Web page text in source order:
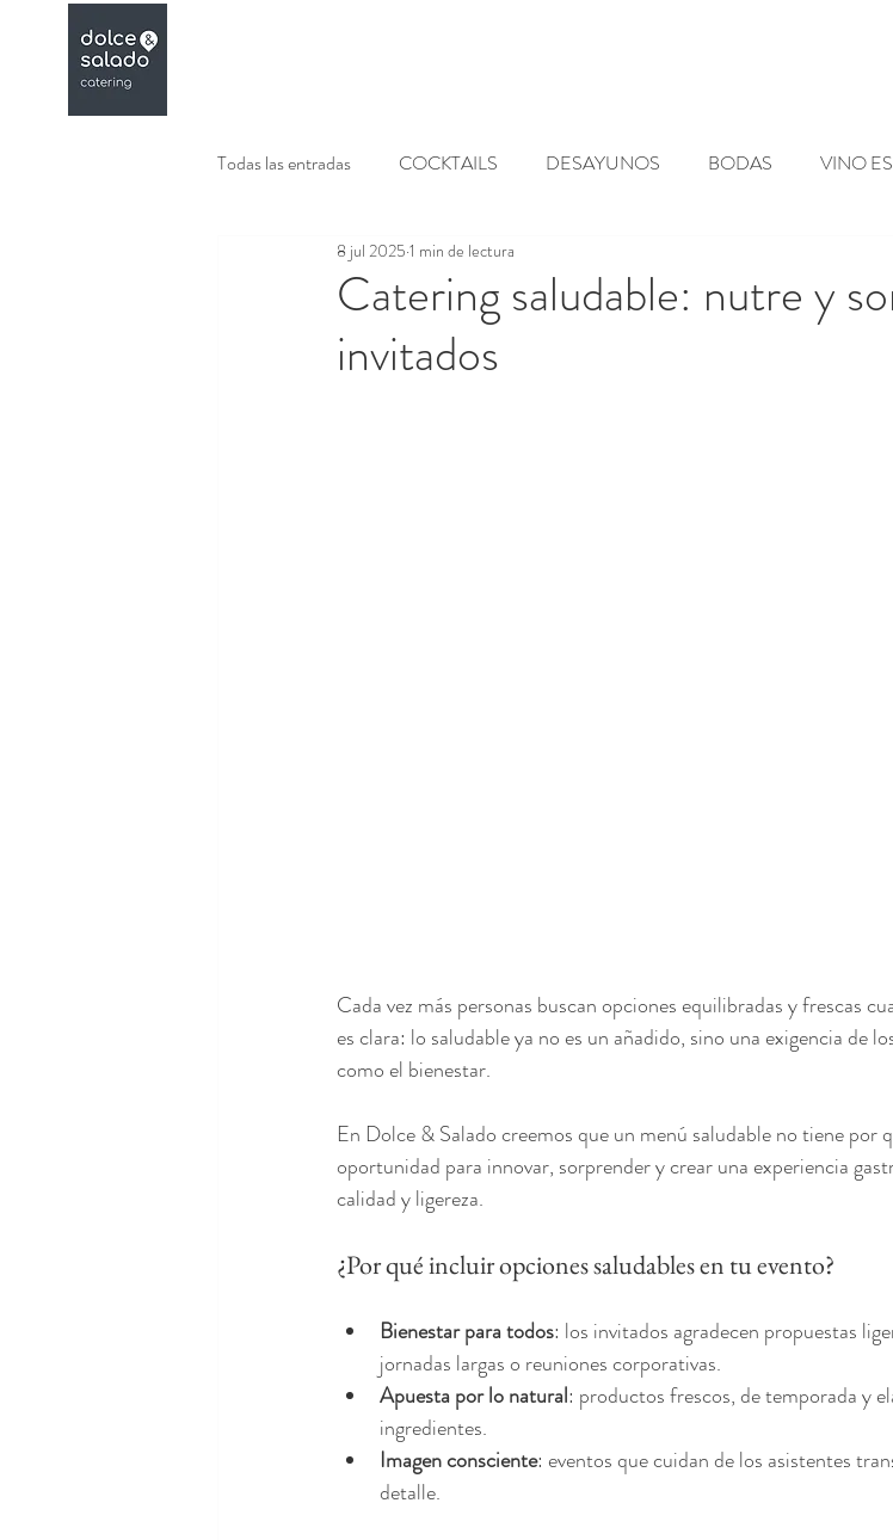
Todas las entradas COCKTAILS DESAYUNOS BODAS VINO
COCKTELERIA BODEGONES
Catering saludable: nutre y
invitados
8 jul 2025 1 min de lectura
Cada vez más personas buscan opciones equilibradas y frescas
es clara: lo saludable ya no es un añadido, sino una exigencia de
como el bienestar.
En Dolce & Salado creemos que un menú saludable no tiene por
oportunidad para innovar, sorprender y crear una experiencia
calidad y ligereza.
¿Por qué incluir opciones saludables en tu evento?
Bienestar para todos: los invitados agradecen propuestas
jornadas largas o reuniones corporativas.
Apuesta por lo natural: productos frescos, de temporada y
ingredientes.
Imagen consciente: eventos que cuidan de los asistentes
detalle.